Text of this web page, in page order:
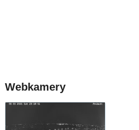
Webkamery